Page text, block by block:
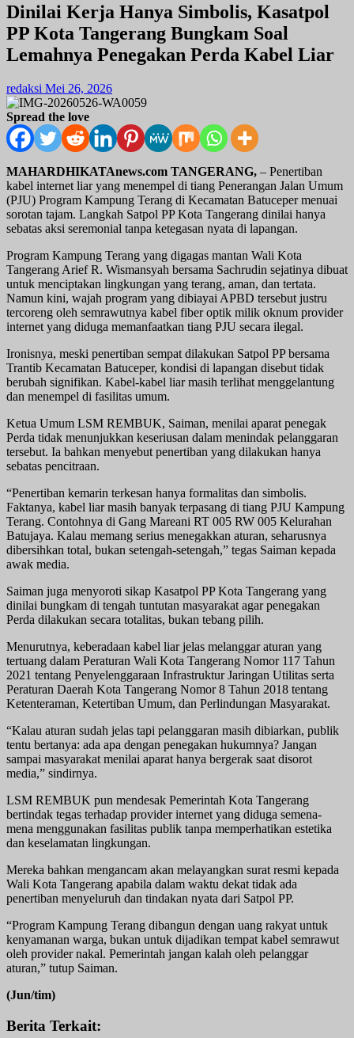
Dinilai Kerja Hanya Simbolis, Kasatpol
PP Kota Tangerang Bungkam Soal
Lemahnya Penegakan Perda Kabel Liar
redaksi Mei 26, 2026
Spread the love
MAHARDHIKATAnews.com TANGERANG, – Penertiban
kabel internet liar yang menempel di tiang Penerangan Jalan Umum
(PJU) Program Kampung Terang di Kecamatan Batuceper menuai
sorotan tajam. Langkah Satpol PP Kota Tangerang dinilai hanya
sebatas aksi seremonial tanpa ketegasan nyata di lapangan.
Program Kampung Terang yang digagas mantan Wali Kota
Tangerang Arief R. Wismansyah bersama Sachrudin sejatinya dibuat
untuk menciptakan lingkungan yang terang, aman, dan tertata.
Namun kini, wajah program yang dibiayai APBD tersebut justru
tercoreng oleh semrawutnya kabel fiber optik milik oknum provider
internet yang diduga memanfaatkan tiang PJU secara ilegal.
Ironisnya, meski penertiban sempat dilakukan Satpol PP bersama
Trantib Kecamatan Batuceper, kondisi di lapangan disebut tidak
berubah signifikan. Kabel-kabel liar masih terlihat menggelantung
dan menempel di fasilitas umum.
Ketua Umum LSM REMBUK, Saiman, menilai aparat penegak
Perda tidak menunjukkan keseriusan dalam menindak pelanggaran
tersebut. Ia bahkan menyebut penertiban yang dilakukan hanya
sebatas pencitraan.
“Penertiban kemarin terkesan hanya formalitas dan simbolis.
Faktanya, kabel liar masih banyak terpasang di tiang PJU Kampung
Terang. Contohnya di Gang Mareani RT 005 RW 005 Kelurahan
Batujaya. Kalau memang serius menegakkan aturan, seharusnya
dibersihkan total, bukan setengah-setengah,” tegas Saiman kepada
awak media.
Saiman juga menyoroti sikap Kasatpol PP Kota Tangerang yang
dinilai bungkam di tengah tuntutan masyarakat agar penegakan
Perda dilakukan secara totalitas, bukan tebang pilih.
Menurutnya, keberadaan kabel liar jelas melanggar aturan yang
tertuang dalam Peraturan Wali Kota Tangerang Nomor 117 Tahun
2021 tentang Penyelenggaraan Infrastruktur Jaringan Utilitas serta
Peraturan Daerah Kota Tangerang Nomor 8 Tahun 2018 tentang
Ketenteraman, Ketertiban Umum, dan Perlindungan Masyarakat.
“Kalau aturan sudah jelas tapi pelanggaran masih dibiarkan, publik
tentu bertanya: ada apa dengan penegakan hukumnya? Jangan
sampai masyarakat menilai aparat hanya bergerak saat disorot
media,” sindirnya.
LSM REMBUK pun mendesak Pemerintah Kota Tangerang
bertindak tegas terhadap provider internet yang diduga semena-
mena menggunakan fasilitas publik tanpa memperhatikan estetika
dan keselamatan lingkungan.
Mereka bahkan mengancam akan melayangkan surat resmi kepada
Wali Kota Tangerang apabila dalam waktu dekat tidak ada
penertiban menyeluruh dan tindakan nyata dari Satpol PP.
“Program Kampung Terang dibangun dengan uang rakyat untuk
kenyamanan warga, bukan untuk dijadikan tempat kabel semrawut
oleh provider nakal. Pemerintah jangan kalah oleh pelanggar
aturan,” tutup Saiman.
(Jun/tim)
Berita Terkait: